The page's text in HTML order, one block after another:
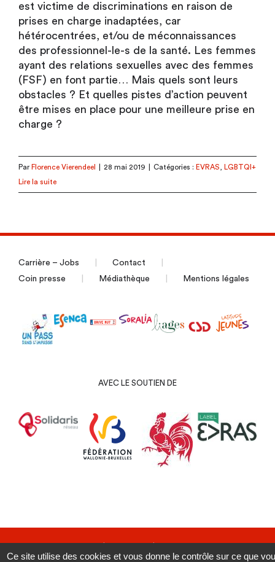
est victime de discriminations en raison de
prises en charge inadaptées, car
hétérocentrées, et/ou de méconnaissances
des professionnel-le-s de la santé. Les femmes
ayant des relations sexuelles avec des femmes
(FSF) en font partie… Mais quels sont leurs
obstacles ? Et quelles pistes d’action peuvent
être mises en place pour une meilleure prise en
charge ?
Par Florence Vierendeel 28 mai 2019 Catégories : EVRAS
LGBTQI+
Lire la suite
Carrière – Jobs
Contact
Coin presse
Médiathèque Mentions légales
AVEC LE SOUTIEN DE
Ce site utilise des cookies et vous donne le contrôle sur ce que